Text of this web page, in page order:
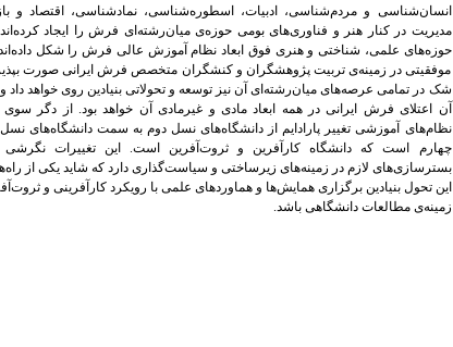
انسان‌شناسی و مردم‌شناسی، ادبیات، اسطوره‌شناسی، نمادشناسی، اقتصاد و
مدیریت در کنار هنر و فناوری‌های بومی حوزه‌ی میان‌رشته‌ای فرش را ایجاد
حوزه‌های علمی، شناختی و هنری فوق ابعاد نظام آموزش عالی فرش را شکل داده‌اند
موفقیتی در زمینه‌ی تربیت پژوهشگران و کنشگران متخصص فرش ایرانی صورت
شک در تمامی عرصه‌های میان‌رشته‌ای آن نیز توسعه و تحولاتی بنیادین روی خواهد داد
آن اعتلای فرش ایرانی در همه ابعاد مادی و غیرمادی آن خواهد بود. از دگر
نظام‌های آموزشی تغییر پارادایم از دانشگاه‌های نسل دوم به سمت دانشگاه‌های
چهارم است که دانشگاه کارآفرین و ثروت‌آفرین است. این تغییرات نگرشی
بسترسازی‌های لازم در زمینه‌های زیرساختی و سیاست‌گذاری دارد که شاید یکی از
این تحول بنیادین برگزاری همایش‌ها و هماوردهای علمی با رویکرد کارآفرینی و
زمینه‌ی مطالعات دانشگاهی باشد.